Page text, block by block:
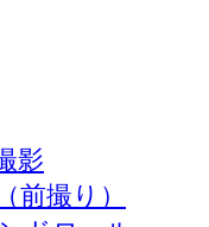
影
前撮り）